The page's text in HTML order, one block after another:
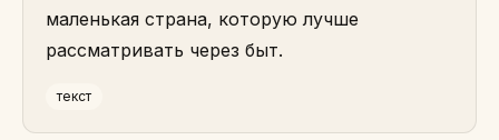
маленькая страна, которую лучше
рассматривать через быт.
текст